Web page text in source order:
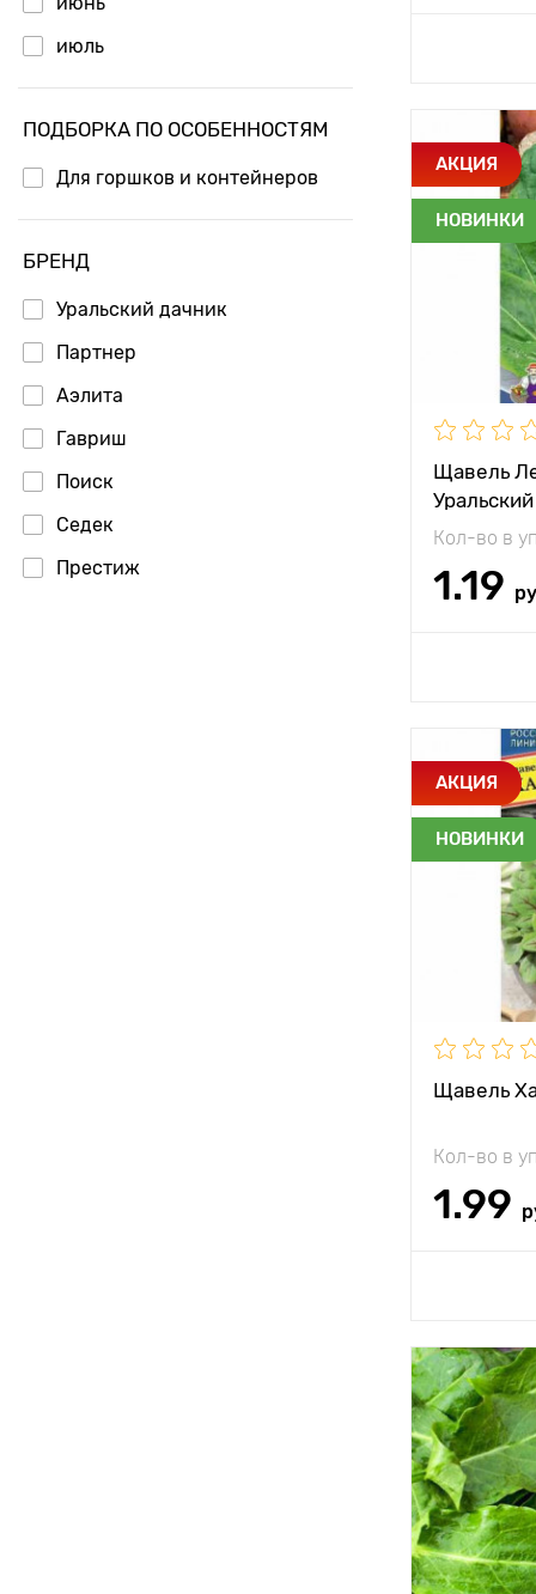
июль
ПОДБОРКА ПО ОСОБЕННОСТЯМ
Для горшков и контейнеров
БРЕНД
Уральский дачник
Партнер
Аэлита
Гавриш
Поиск
Седек
Престиж
АКЦИЯ
НОВИНКИ
Щавель
Кол-во в
1.19
Высота
Растояние
растениями
Период
АКЦИЯ
НОВИНКИ
Щавель
Кол-во в
1.99
Высота
Растояние
растениями
Высота
Растояние
растениями